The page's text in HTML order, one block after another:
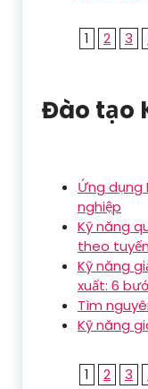
1 2 3
Đào tạo
Ứng dụng
nghiệp
Kỹ năng
theo tuyến
Kỹ năng
xuất: 6
Tìm
Kỹ năng
1 2 3